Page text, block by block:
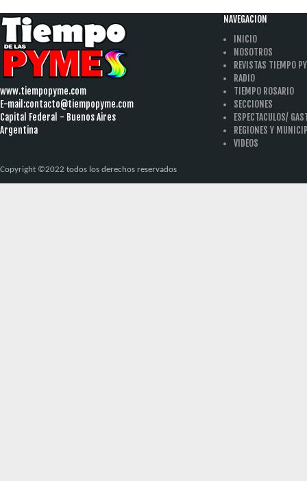
www.tiempopyme.com
E-mail:contacto@tiempopyme.com
Capital Federal - Buenos Aires
Argentina
NAVEGACION
INICIO
NOSOTROS
REVISTAS TIEMPO
RADIO
TIEMPO ROSARIO
SECCIONES
ESPECTACULOS/
REGIONES Y
VIDEOS
Copyright ©2022 todos los derechos reservados